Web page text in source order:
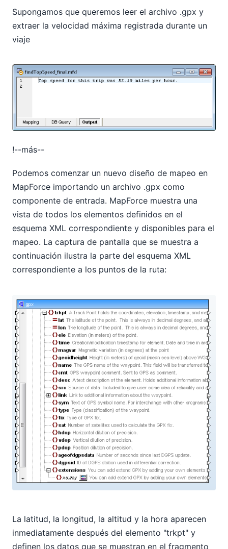
Supongamos que queremos leer el archivo .gpx y
extraer la velocidad máxima registrada durante un
viaje
!--más--
Podemos comenzar un nuevo diseño de mapeo en
MapForce importando un archivo .gpx como
componente de entrada. MapForce muestra una
vista de todos los elementos definidos en el
esquema XML correspondiente y disponibles para el
mapeo. La captura de pantalla que se muestra a
continuación ilustra la parte del esquema XML
correspondiente a los puntos de la ruta:
La latitud, la longitud, la altitud y la hora aparecen
inmediatamente después del elemento "trkpt" y
definen los datos que se muestran en el fragmento